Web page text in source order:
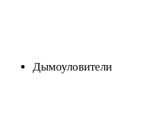
Дымоуловители